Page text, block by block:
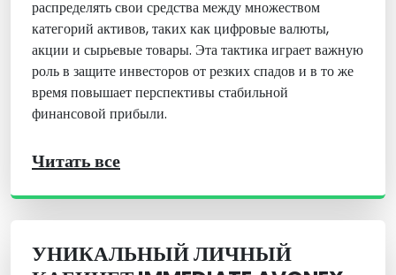
распределять свои средства между множеством
категорий активов, таких как цифровые валюты,
акции и сырьевые товары. Эта тактика играет важную
роль в защите инвесторов от резких спадов и в то же
время повышает перспективы стабильной
финансовой прибыли.
Читать все
УНИКАЛЬНЫЙ ЛИЧНЫЙ